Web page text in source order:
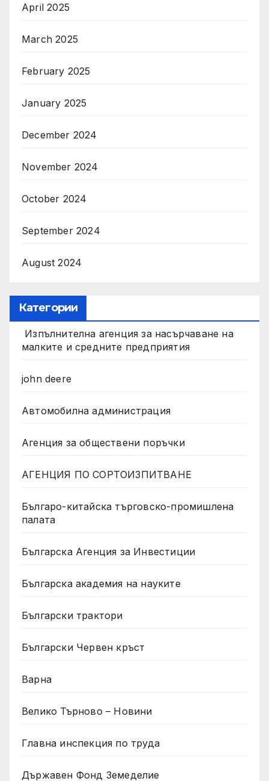
April 2025
March 2025
February 2025
January 2025
December 2024
November 2024
October 2024
September 2024
August 2024
Категории
Изпълнителна агенция за насърчаване на
малките и средните предприятия
john deere
Автомобилна администрация
Агенция за обществени поръчки
АГЕНЦИЯ ПО СОРТОИЗПИТВАНЕ
Българо-китайска търговско-промишлена
палата
Българска Агенция за Инвестиции
Българска академия на науките
Български трактори
Български Червен кръст
Варна
Велико Търново – Новини
Главна инспекция по труда
Държавен Фонд Земеделие